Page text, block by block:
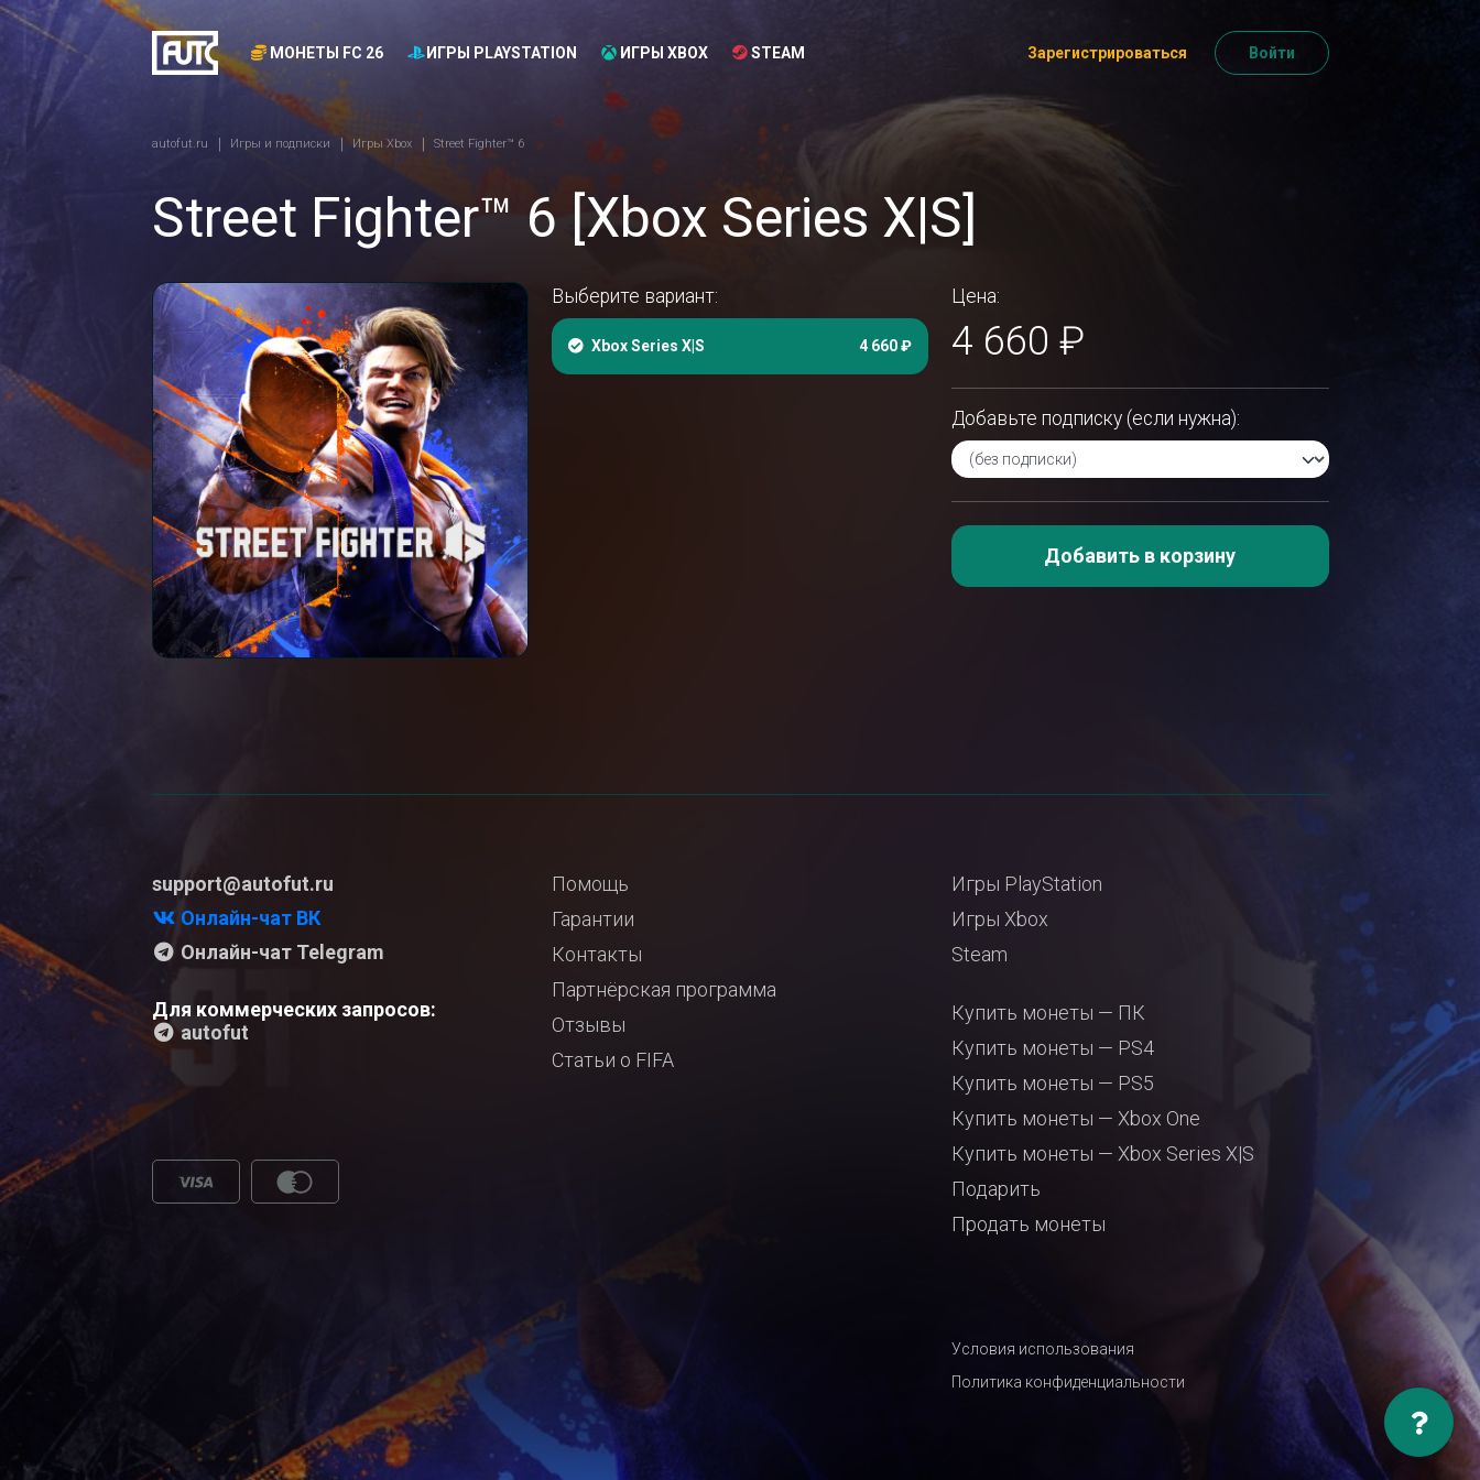
МОНЕТЫ FC 26 ИГРЫ PLAYSTATION ИГРЫ XBOX STEAM Зарегистрироваться Войти
autofut.ru Игры и подписки Игры Xbox Street Fighter™ 6
Street Fighter™ 6 [Xbox Series X|S]
Выберите вариант:
Xbox Series X|S 4 660 ₽
Цена:
4 660 ₽
Добавьте подписку (если нужна):
Добавить в корзину
support@autofut.ru
Онлайн-чат ВК
Онлайн-чат Telegram
Для коммерческих запросов:
autofut
Помощь
Гарантии
Контакты
Партнёрская программа
Отзывы
Статьи о FIFA
Игры PlayStation
Игры Xbox
Steam
Купить монеты — ПК
Купить монеты — PS4
Купить монеты — PS5
Купить монеты — Xbox One
Купить монеты — Xbox Series X|S
Подарить
Продать монеты
Условия использования
Политика конфиденциальности